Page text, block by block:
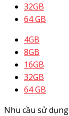
32GB
64 GB
4GB
8GB
16GB
32GB
64 GB
Nhu cầu sử dụng